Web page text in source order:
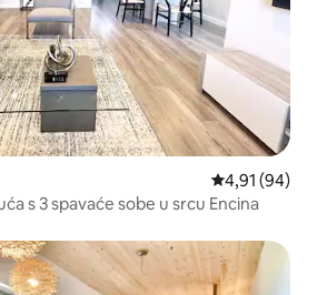
Prosječna
4,91 (94)
s 3 spavaće sobe u srcu Encina